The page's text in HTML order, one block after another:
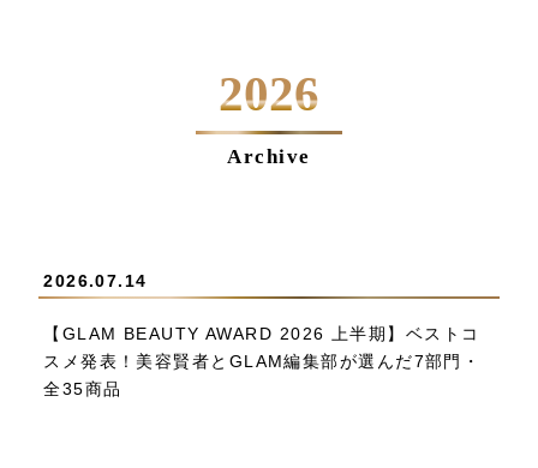
2026
Archive
2026.07.14
【GLAM BEAUTY AWARD 2026 上半期】ベストコ
スメ発表！美容賢者とGLAM編集部が選んだ7部門・
全35商品